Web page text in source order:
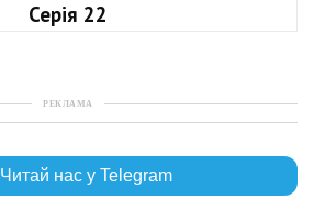
Серія 22
РЕКЛАМА
Читай нас у Telegram